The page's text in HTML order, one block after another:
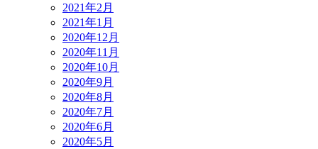
2021年2月
2021年1月
2020年12月
2020年11月
2020年10月
2020年9月
2020年8月
2020年7月
2020年6月
2020年5月